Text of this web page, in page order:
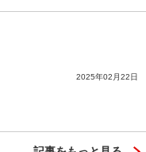
2025年02月22日